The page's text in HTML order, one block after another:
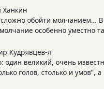
Ханкин
обойти молчанием...
особенно уместно
Кудрявцев-я
один великий, очень
голов, столько и умов",